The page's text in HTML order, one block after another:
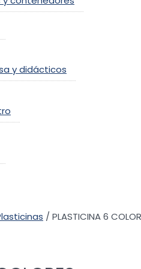
y didácticos
/ PLASTICINA 6